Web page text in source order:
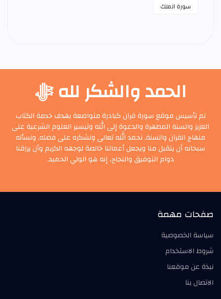
سورة الملك
الحمد والشكر لله ﷻ
تم تأسيس موقع سورة قرآن كبادرة متواضعة بهدف خدمة الكتاب
العزيز والسنة المطهرة والدعوة إلى الله وتيسير العلوم الشرعية على
منهاج القرآن والسنة, نحمد الله تعالى ونشكره على فضله, ونسأله
سبحانه أن يتقبل منا ويجعل أعمالنا خالصة لوجهه الكريم وأن يرزقنا
دوام التوفيق والنجاح، إنه هو الولي الحميد.
صفحات مهمة
سياسة الخصوصية
شروط الاستخدام
نبذة عن موقعنا
الاتصال بنا